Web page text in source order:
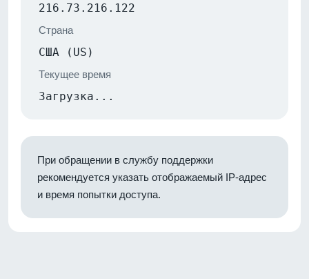
216.73.216.122
Страна
США (US)
Текущее время
Загрузка...
При обращении в службу поддержки
рекомендуется указать отображаемый IP-адрес
и время попытки доступа.